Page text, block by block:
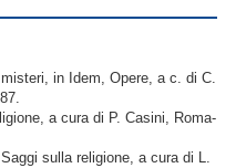
in Idem, Opere, a c. di C.
a cura di P. Casini, Roma-
sulla religione, a cura di L.